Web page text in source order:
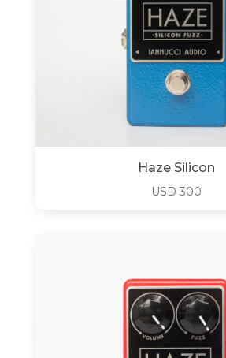
Haze Silicon
USD 300